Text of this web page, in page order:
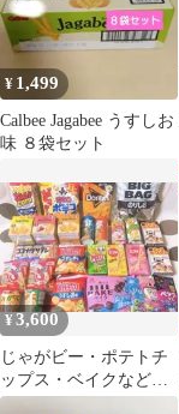
¥ 1,499
Calbee Jagabee うすしお
味 ８袋セット
¥3,600
じゃがビー・ポテトチ
ップス・ベイクなどお
菓子詰め合わせ☆